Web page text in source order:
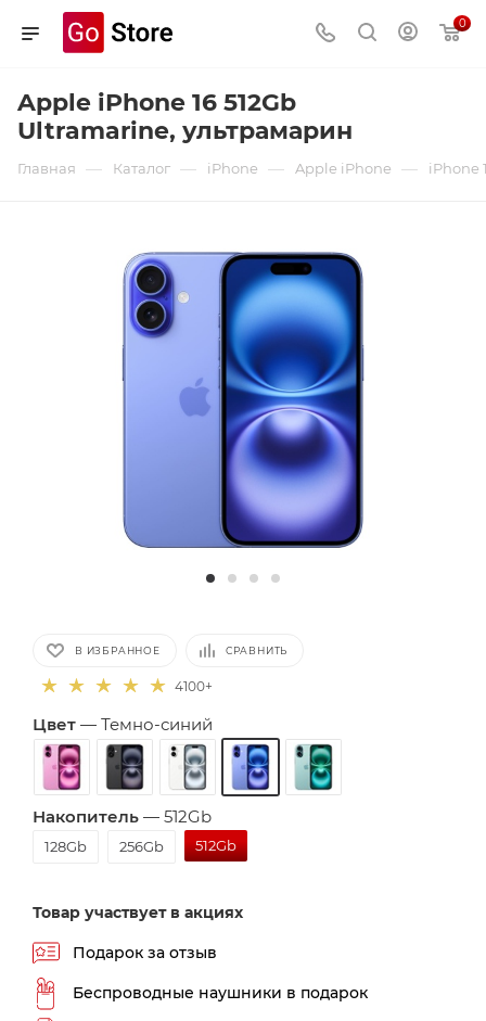
0
Apple iPhone 16 512Gb
Ultramarine, ультрамарин
Главная — Каталог — iPhone — Apple iPhone — iPhone
В ИЗБРАННОЕ СРАВНИТЬ
4100+
Цвет — Темно-синий
Накопитель — 512Gb
128Gb 256Gb 512Gb
Товар участвует в акциях
Подарок за отзыв
Беспроводные наушники в подарок